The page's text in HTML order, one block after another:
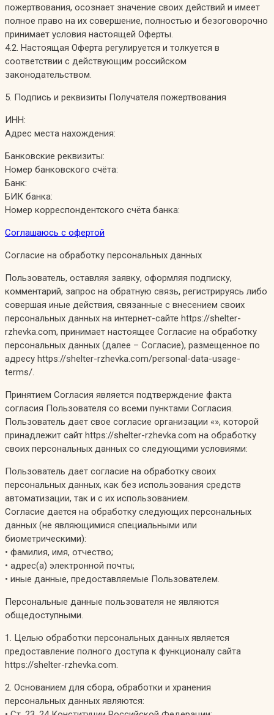
пожертвования, осознает значение своих действий и имеет
полное право на их совершение, полностью и безоговорочно
принимает условия настоящей Оферты.
4.2. Настоящая Оферта регулируется и толкуется в
соответствии с действующим российском
законодательством.
5. Подпись и реквизиты Получателя пожертвования
ИНН:
Адрес места нахождения:
Банковские реквизиты:
Номер банковского счёта:
Банк:
БИК банка:
Номер корреспондентского счёта банка:
Соглашаюсь с офертой
Согласие на обработку персональных данных
Пользователь, оставляя заявку, оформляя подписку,
комментарий, запрос на обратную связь, регистрируясь либо
совершая иные действия, связанные с внесением своих
персональных данных на интернет-сайте https://shelter-
rzhevka.com, принимает настоящее Согласие на обработку
персональных данных (далее – Согласие), размещенное по
адресу https://shelter-rzhevka.com/personal-data-usage-
terms/.
Принятием Согласия является подтверждение факта
согласия Пользователя со всеми пунктами Согласия.
Пользователь дает свое согласие организации «», которой
принадлежит сайт https://shelter-rzhevka.com на обработку
своих персональных данных со следующими условиями:
Пользователь дает согласие на обработку своих
персональных данных, как без использования средств
автоматизации, так и с их использованием.
Согласие дается на обработку следующих персональных
данных (не являющимися специальными или
биометрическими):
• фамилия, имя, отчество;
• адрес(а) электронной почты;
• иные данные, предоставляемые Пользователем.
Персональные данные пользователя не являются
общедоступными.
1. Целью обработки персональных данных является
предоставление полного доступа к функционалу сайта
https://shelter-rzhevka.com.
2. Основанием для сбора, обработки и хранения
персональных данных являются: